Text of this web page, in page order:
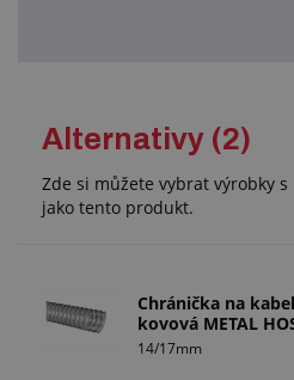
Alternativy (2)
Zde si můžete vybrat výrobky
jako tento produkt.
Chránička na
kovová METAL
14/17mm